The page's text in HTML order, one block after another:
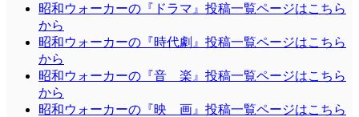
昭和ウォーカーの『ドラマ』投稿一覧ページはこちら
から
昭和ウォーカーの『時代劇』投稿一覧ページはこちら
から
昭和ウォーカーの『音 楽』投稿一覧ページはこちら
から
昭和ウォーカーの『映 画』投稿一覧ページはこちら